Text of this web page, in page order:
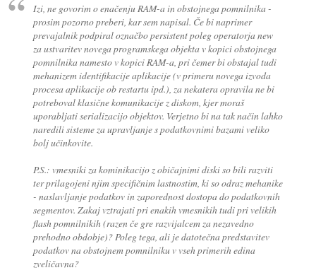
Izi, ne govorim o enačenju RAM-a in obstojnega pomnilnika -
prosim pozorno preberi, kar sem napisal. Če bi naprimer
prevajalnik podpiral označbo persistent poleg operatorja new
za ustvaritev novega programskega objekta v kopici obstojnega
pomnilnika namesto v kopici RAM-a, pri čemer bi obstajal tudi
mehanizem identifikacije aplikacije (v primeru novega izvoda
procesa aplikacije ob restartu ipd.), za nekatera opravila ne bi
potreboval klasične komunikacije z diskom, kjer moraš
uporabljati serializacijo objektov. Verjetno bi na tak način lahko
naredili sisteme za upravljanje s podatkovnimi bazami veliko
bolj učinkovite.
P.S.: vmesniki za kominikacijo z običajnimi diski so bili razviti
ter prilagojeni njim specifičnim lastnostim, ki so odraz mehanike
- naslavljanje podatkov in zaporednost dostopa do podatkovnih
segmentov. Zakaj vztrajati pri enakih vmesnikih tudi pri velikih
flash pomnilnikih (razen če gre razvijalcem za nezavedno
prehodno obdobje)? Poleg tega, ali je datotečna predstavitev
podatkov na obstojnem pomnilniku v vseh primerih edina
zveličavna?